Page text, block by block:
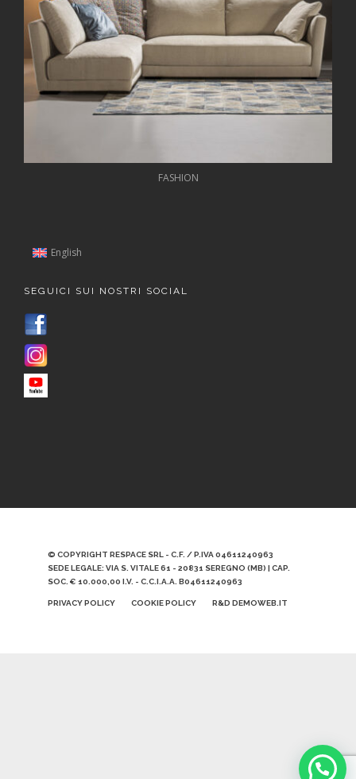
FASHION
English
SEGUICI SUI NOSTRI SOCIAL
© COPYRIGHT RESPACE SRL - C.F. / P.IVA 04611240963
SEDE LEGALE: VIA S. VITALE 61 - 20831 SEREGNO (MB) | CAP.
SOC. € 10.000,00 I.V. - C.C.I.A.A. B04611240963
PRIVACY POLICY COOKIE POLICY R&D DEMOWEB.IT